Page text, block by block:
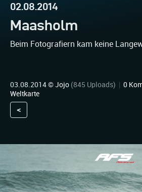
02.08.2014
Maasholm
Beim Fotografiern kam keine
03.08.2014 ©Jojo (845 Uploads) | 0
Weltkarte
<